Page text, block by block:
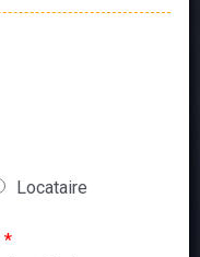
Locataire
*